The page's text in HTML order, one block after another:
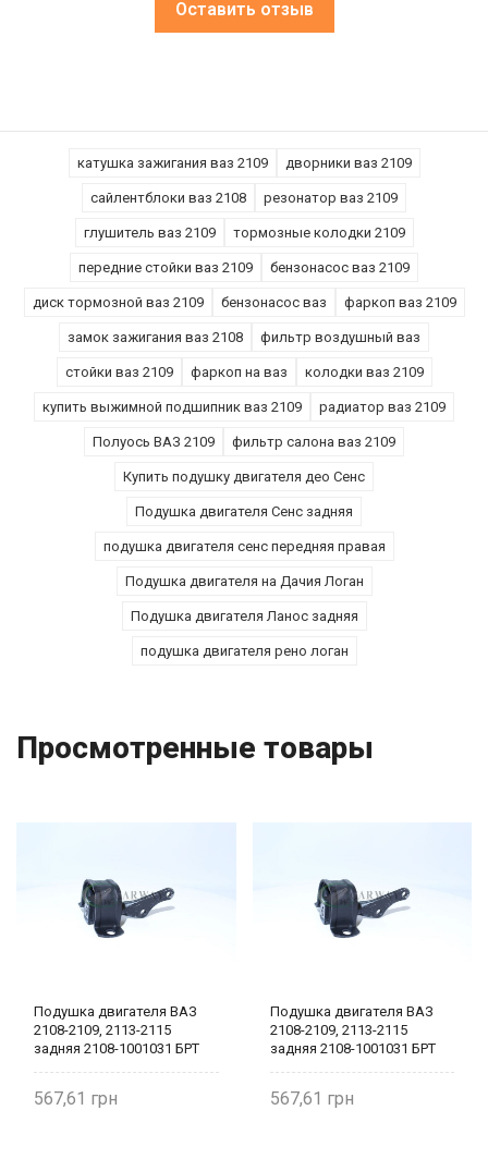
Оставить отзыв
катушка зажигания ваз 2109 дворники ваз 2109
сайлентблоки ваз 2108 резонатор ваз 2109
глушитель ваз 2109 тормозные колодки 2109
передние стойки ваз 2109 бензонасос ваз 2109
диск тормозной ваз 2109 бензонасос ваз фаркоп ваз 2109
замок зажигания ваз 2108 фильтр воздушный ваз
стойки ваз 2109 фаркоп на ваз колодки ваз 2109
купить выжимной подшипник ваз 2109 радиатор ваз 2109
Полуось ВАЗ 2109 фильтр салона ваз 2109
Купить подушку двигателя део Сенс
Подушка двигателя Сенс задняя
подушка двигателя сенс передняя правая
Подушка двигателя на Дачия Логан
Подушка двигателя Ланос задняя
подушка двигателя рено логан
Просмотренные товары
Подушка двигателя ВАЗ
2108-2109, 2113-2115
задняя 2108-1001031 БРТ
567,61
Подушка двигателя ВАЗ
2108-2109, 2113-2115
задняя 2108-1001031 БРТ
567,61